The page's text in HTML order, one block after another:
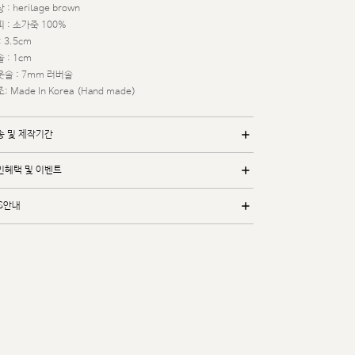
: heritage brown
: 소가죽 100%
3.5cm
: 1cm
솔 : 7mm 러버솔
: Made In Korea (Hand made)
및 제작기간
혜택 및 이벤트
내